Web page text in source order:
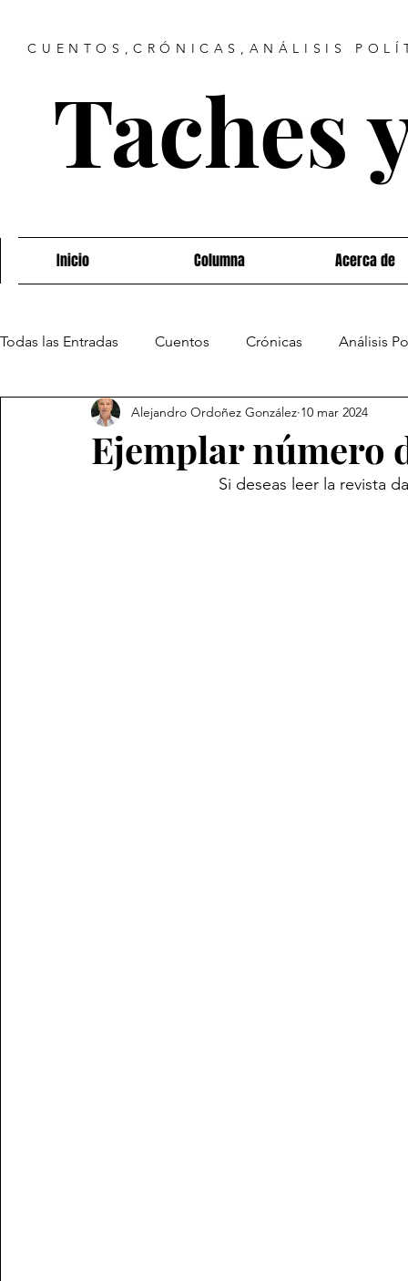
CUENTOS,CRÓNICAS,ANÁLISIS
Taches
Inicio Columna Acerca de
Todas las Entradas Cuentos Crónicas Análisis
Ejemplar número
Alejandro Ordoñez González 10 mar 2024
Si deseas